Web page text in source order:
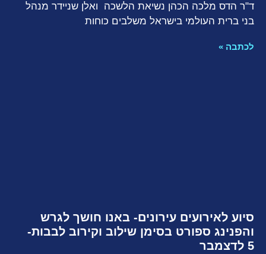
ד"ר הדס מלכה הכהן נשיאת הלשכה ואלן שניידר מנהל
בני ברית העולמי בישראל משלבים כוחות
לכתבה »
סיוע לאירועים עירונים- באנו חושך לגרש
והפנינג ספורט בסימן שילוב וקירוב לבבות-
5 לדצמבר